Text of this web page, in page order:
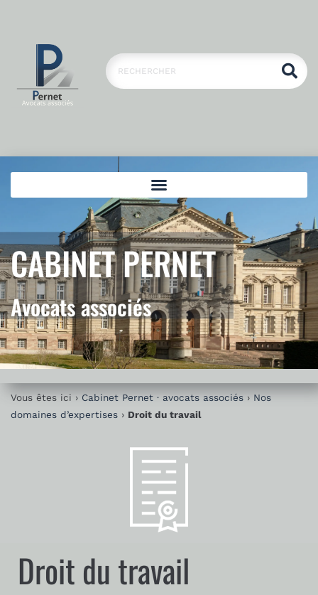
CABINET PERNET
Avocats associés
Vous êtes ici › Cabinet Pernet · avocats associés › Nos
domaines d’expertises › Droit du travail
Droit du travail